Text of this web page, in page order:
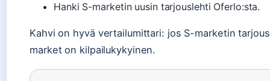
Hanki S-marketin uusin tarjouslehti Oferlo:sta.
Kahvi on hyvä vertailumittari: jos S-marketin
market on kilpailukykyinen.